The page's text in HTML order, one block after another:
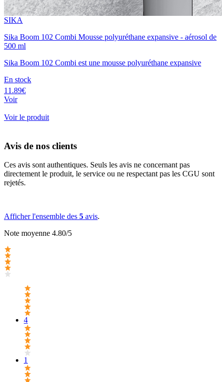
SIKA
Sika Boom 102 Combi Mousse polyuréthane expansive - aérosol de
500 ml
Sika Boom 102 Combi est une mousse polyuréthane expansive
En stock
11.89€
Voir
Voir le produit
Avis de nos clients
Ces avis sont authentiques. Seuls les avis ne concernant pas
directement le produit, le service ou ne respectant pas les CGU sont
rejetés.
Afficher l'ensemble des 5 avis.
Note moyenne 4.80/5
4
1